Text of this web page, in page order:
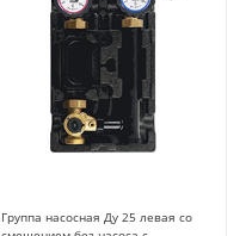
Группа насосная Ду 25 левая со